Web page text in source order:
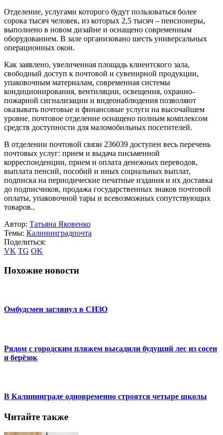
Отделение, услугами которого будут пользоваться более
сорока тысяч человек, из которых 2,5 тысяч – пенсионеры,
выполнено в новом дизайне и оснащено современным
оборудованием. В зале организовано шесть универсальных
операционных окон.
Как заявлено, увеличенная площадь клиентского зала,
свободный доступ к почтовой и сувенирной продукции,
упаковочным материалам, современная системы
кондиционирования, вентиляции, освещения, охранно-
пожарной сигнализации и видеонаблюдения позволяют
оказывать почтовые и финансовые услуги на высочайшем
уровне. почтовое отделение оснащено полным комплексом
средств доступности для маломобильных посетителей.
В отделении почтовой связи 236039 доступен весь перечень
почтовых услуг: прием и выдача письменной
корреспонденции, прием и оплата денежных переводов,
выплата пенсий, пособий и иных социальных выплат,
подписка на периодические печатные издания и их доставка
до подписчиков, продажа государственных знаков почтовой
оплаты, упаковочной тары и всевозможных сопутствующих
товаров..
Автор: Татьяна Яковенко
Темы: Калининградпочта
Поделиться:
VK TG OK
Похожие новости
Омбудсмен заглянул в СИЗО
Рядом с городским пляжем высадили будущий лес из сосен
и берёзок
В Калининграде одновременно строятся четыре школы
Читайте также